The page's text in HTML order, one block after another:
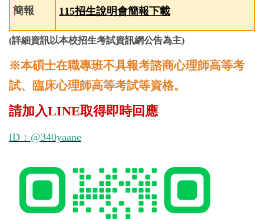
簡報
115招生說明會簡報下載
(詳細資訊以本校招生考試資訊網公告為主)
※本碩士在職專班不具報考諮商心理師高等考
試、臨床心理師高等考試等資格。
請加入LINE取得即時回應
ID：@340yaane